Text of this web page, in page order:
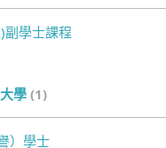
副學士課程
學(1)
）學士